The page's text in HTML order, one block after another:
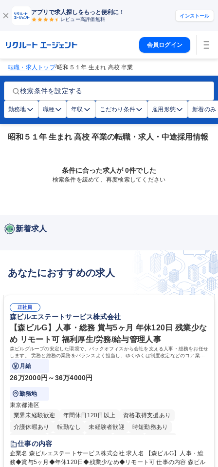
アプリで求人探しをもっと便利に！
レビュー高評価無料
インストール
会員ログイン
転職・求人トップ/昭和５１年 生まれ 高校 卒業
検索条件を設定する
勤務地 職種 年収 こだわり条件 雇用形態 新着のみ
昭和５１年 生まれ 高校 卒業の転職・求人・中途採用情報
条件に合った求人が 0件でした
検索条件を緩めて、再度検索してください
新着求人
あなたにおすすめの求人
正社員
森ビルエステートサービス株式会社
【森ビルG】人事・総務 賞与5ヶ月 年休120日 残業少な
め リモート可 福利厚生/労務/給与管理人事
森ビルグループの安定した環境で、バックオフィスから会社を支える人事・総務をお任せ
します。 労務と総務の業務をバランスよく担当し、ゆくゆくは制度改定などのコア業務
にも挑戦できる、やりがいある環境です。
月給
26万2000円～36万4000円
勤務地
東京都港区
業界未経験歓迎
年間休日120日以上
資格取得支援あり
介護休暇あり
転勤なし 未経験者歓迎
時短勤務あり
経験者歓迎
完全週休2日制
交通費支給 長期歓迎 駅近5分以内 土日祝休み
仕事の内容
企業名 森ビルエステートサービス株式会社 求人名 【森ビルG】人事・総
務◆賞与5ヶ月◆年休120日◆残業少なめ◆リモート可 仕事の内容 森ビル